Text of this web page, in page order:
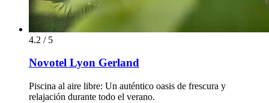
4.2 / 5
Novotel Lyon Gerland
Piscina al aire libre: Un auténtico oasis de frescura y
relajación durante todo el verano.